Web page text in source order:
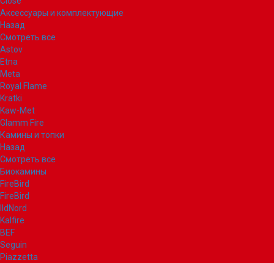
Аксессуары и комплектующие
Назад
Смотреть все
Astov
Etna
Meta
Royal Flame
Kratki
Kaw-Met
Glamm Fire
Камины и топки
Назад
Смотреть все
Биокамины
FireBird
FireBird
IldNord
Kalfire
BEF
Seguin
Piazzetta